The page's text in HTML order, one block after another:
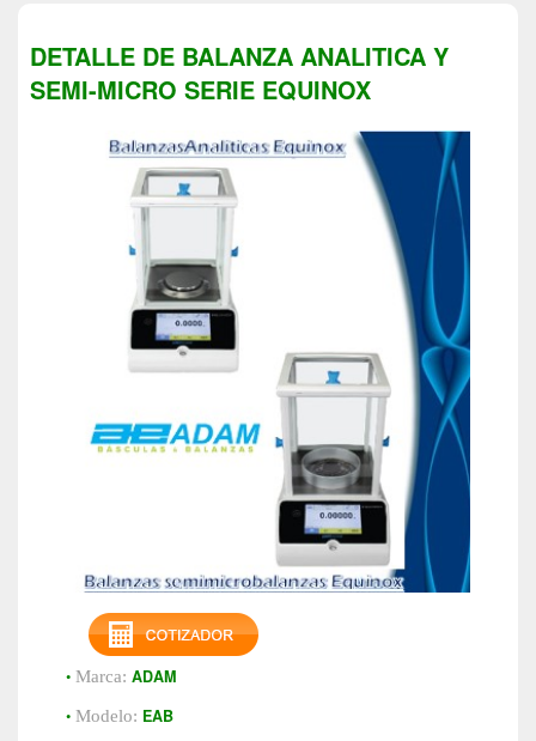
DETALLE DE BALANZA ANALITICA Y
SEMI-MICRO SERIE EQUINOX
• Marca: ADAM
• Modelo: EAB